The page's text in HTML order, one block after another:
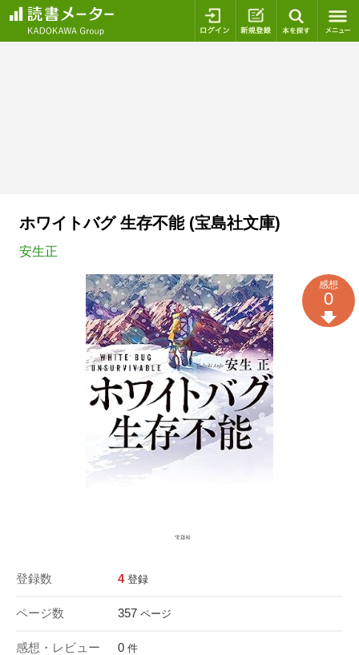
ログイン 新規登録
ホワイトバグ 生存不能 (宝島社文庫)
安生正
登録数 4 登録
ページ数 357 ページ
感想・レビュー 0 件
感想
0